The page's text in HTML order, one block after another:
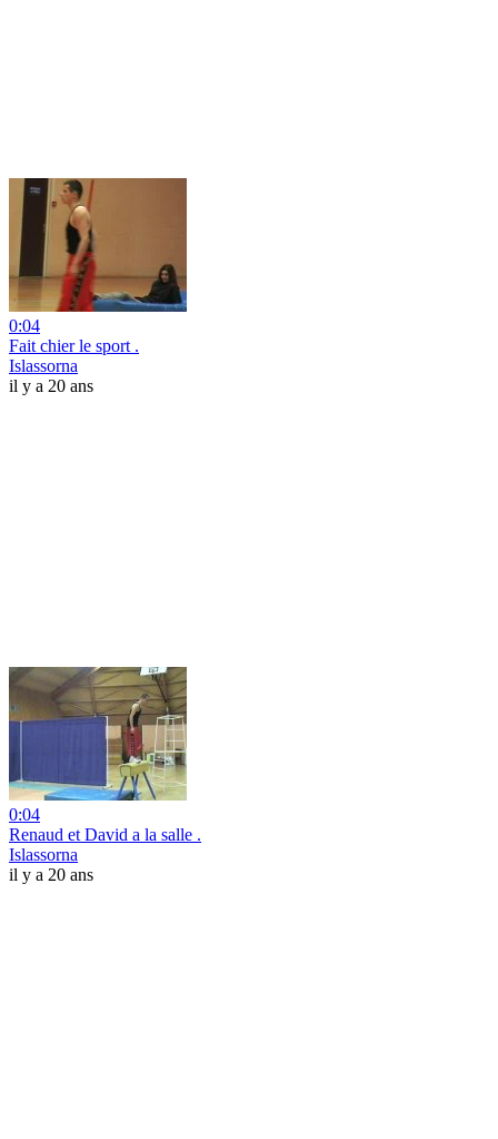
0:04
Fait chier le sport .
Islassorna
il y a 20 ans
0:04
Renaud et David a la salle .
Islassorna
il y a 20 ans